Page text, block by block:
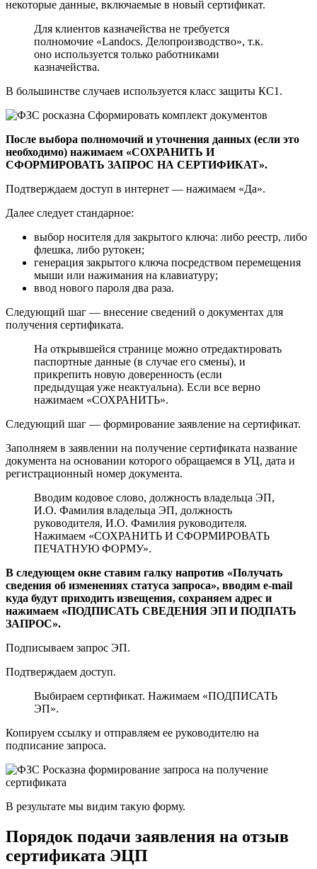
некоторые данные, включаемые в новый сертификат.
Для клиентов казначейства не требуется
полномочие «Landocs. Делопроизводство», т.к.
оно используется только работниками
казначейства.
В большинстве случаев используется класс защиты КС1.
После выбора полномочий и уточнения данных (если это
необходимо) нажимаем «СОХРАНИТЬ И
СФОРМИРОВАТЬ ЗАПРОС НА СЕРТИФИКАТ».
Подтверждаем доступ в интернет — нажимаем «Да».
Далее следует стандарное:
выбор носителя для закрытого ключа: либо реестр, либо
флешка, либо рутокен;
генерация закрытого ключа посредством перемещения
мыши или нажимания на клавиатуру;
ввод нового пароля два раза.
Следующий шаг — внесение сведений о документах для
получения сертификата.
На открывшейся странице можно отредактировать
паспортные данные (в случае его смены), и
прикрепить новую доверенность (если
предыдущая уже неактуальна). Если все верно
нажимаем «СОХРАНИТЬ».
Следующий шаг — формирование заявление на сертификат.
Заполняем в заявлении на получение сертификата название
документа на основании которого обращаемся в УЦ, дата и
регистрационный номер документа.
Вводим кодовое слово, должность владельца ЭП,
И.О. Фамилия владельца ЭП, должность
руководителя, И.О. Фамилия руководителя.
Нажимаем «СОХРАНИТЬ И СФОРМИРОВАТЬ
ПЕЧАТНУЮ ФОРМУ».
В следующем окне ставим галку напротив «Получать
сведения об изменениях статуса запроса», вводим e-mail
куда будут приходить извещения, сохраняем адрес и
нажимаем «ПОДПИСАТЬ СВЕДЕНИЯ ЭП И ПОДПАТЬ
ЗАПРОС».
Подписываем запрос ЭП.
Подтверждаем доступ.
Выбираем сертификат. Нажимаем «ПОДПИСАТЬ
ЭП».
Копируем ссылку и отправляем ее руководителю на
подписание запроса.
В результате мы видим такую форму.
Порядок подачи заявления на отзыв
сертификата ЭЦП